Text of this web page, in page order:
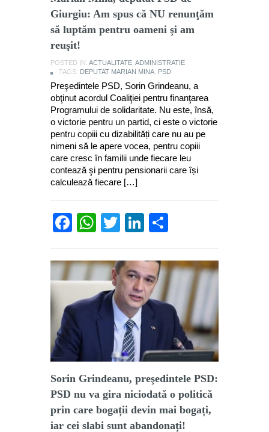
Giurgiu: Am spus că NU renunţăm
să luptăm pentru oameni şi am
reuşit!
POSTED IN: ACTUALITATE ADMINISTRATIE
TAGS: DEPUTAT MARIAN MINA PSD
Preşedintele PSD, Sorin Grindeanu, a
obţinut acordul Coaliţiei pentru finanţarea
Programului de solidaritate. Nu este, însă,
o victorie pentru un partid, ci este o victorie
pentru copiii cu dizabilități care nu au pe
nimeni să le apere vocea, pentru copiii
care cresc în familii unde fiecare leu
contează şi pentru pensionarii care își
calculează fiecare […]
Facebook
WhatsApp
TwitterLinkedIn
Sorin Grindeanu, preşedintele PSD:
PSD nu va gira niciodată o politică
prin care bogații devin mai bogați,
iar cei slabi sunt abandonați!